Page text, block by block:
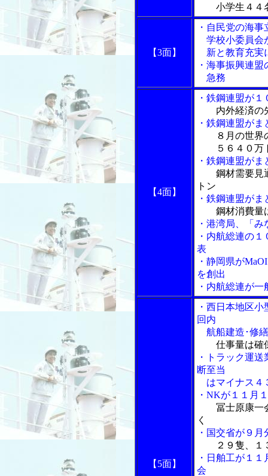
小学生４４
【3面】
・自民党の海
学校小委員会
新と教育充実
・海事振興連
急務
【4面】
・鉄鋼連盟が
内外経済の
・鉄鋼連盟が
８月の世界
５６４０万
・鉄鋼連盟が
鋼材需要見
トン
・鉄鋼連盟が
鋼材消費量
・港湾局、「
・内航総連の
表
・静岡県が
を創出
・内航総連が
【5面】
・西日本地区
回内
航船建造･修
仕事量は確
・トラック運
断至当
はマイナス４
・NKが１１月
冨士原康一
く
・国交省が９
２９隻、
・日舶工が１
会